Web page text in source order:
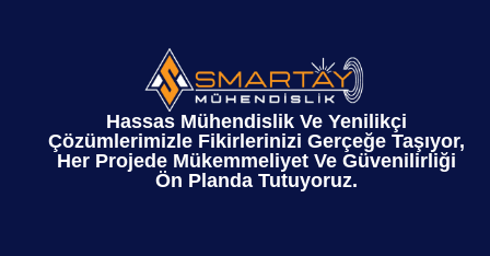
Hassas Mühendislik Ve Yenilikçi
Çözümlerimizle Fikirlerinizi Gerçeğe Taşıyor,
Her Projede Mükemmeliyet Ve Güvenilirliği
Ön Planda Tutuyoruz.